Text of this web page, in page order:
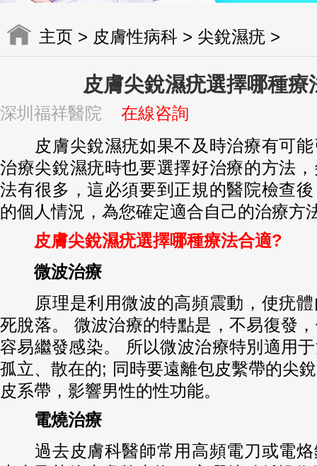
主页 > 皮膚性病科 > 尖銳濕疣 >
皮膚尖銳濕疣選擇哪種療
深圳福祥醫院
在線咨詢
皮膚尖銳濕疣如果不及時治療有可能
治療尖銳濕疣時也要選擇好治療的方法
法有很多，這必須要到正規的醫院檢查
的個人情況，為您確定適合自己的治療方
皮膚尖銳濕疣選擇哪種療法合適?
微波治療
原理是利用微波的高頻震動，使疣體
死脫落。 微波治療的特點是，不易復發
容易繼發感染。 所以微波治療特別適用
孤立、散在的; 同時要遠離包皮繫帶的尖
皮系帶，影響男性的性功能。
電燒治療
過去皮膚科醫師常用高頻電刀或電烙